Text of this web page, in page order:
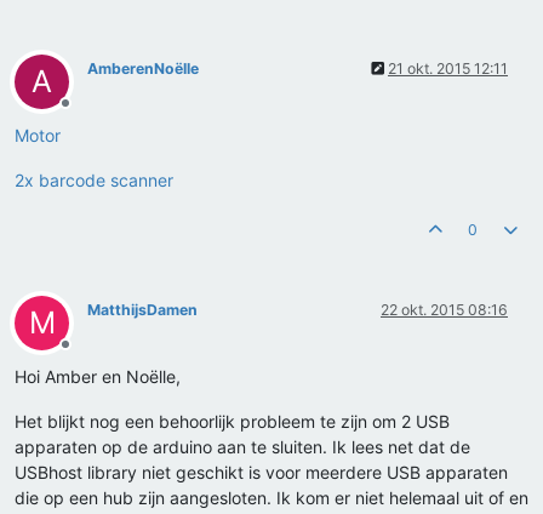
A
Offline
AmberenNoëlle 21 okt. 2015 12:11
Motor
2x barcode scanner
0
M
Offline
MatthijsDamen 22 okt. 2015 08:16
Hoi Amber en Noëlle,
Het blijkt nog een behoorlijk probleem te zijn om 2 USB
apparaten op de arduino aan te sluiten. Ik lees net dat de
USBhost library niet geschikt is voor meerdere USB apparaten
die op een hub zijn aangesloten. Ik kom er niet helemaal uit of en